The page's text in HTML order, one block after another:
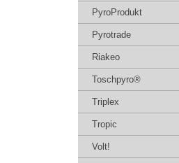
PyroProdukt
Pyrotrade
Riakeo
Toschpyro®
Triplex
Tropic
Volt!